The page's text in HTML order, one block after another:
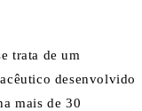
trata de um
desenvolvido
mais de 30